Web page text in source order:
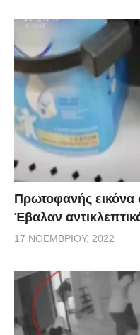
Πρωτοφανής
Έβαλαν
17 ΝΟΕΜΒΡΊΟΥ, 2022